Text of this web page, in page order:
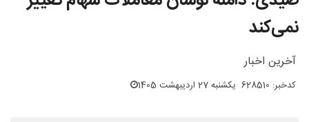
نمی‌کند
آخرین اخبار
کدخبر: 628510 یکشنبه 27 اردیبهشت 1405